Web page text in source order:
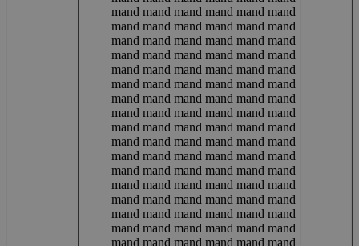
mand mand mand mand mand mand
mand mand mand mand mand mand
mand mand mand mand mand mand
mand mand mand mand mand mand
mand mand mand mand mand mand
mand mand mand mand mand mand
mand mand mand mand mand mand
mand mand mand mand mand mand
mand mand mand mand mand mand
mand mand mand mand mand mand
mand mand mand mand mand mand
mand mand mand mand mand mand
mand mand mand mand mand mand
mand mand mand mand mand mand
mand mand mand mand mand mand
mand mand mand mand mand mand
mand mand mand mand mand mand